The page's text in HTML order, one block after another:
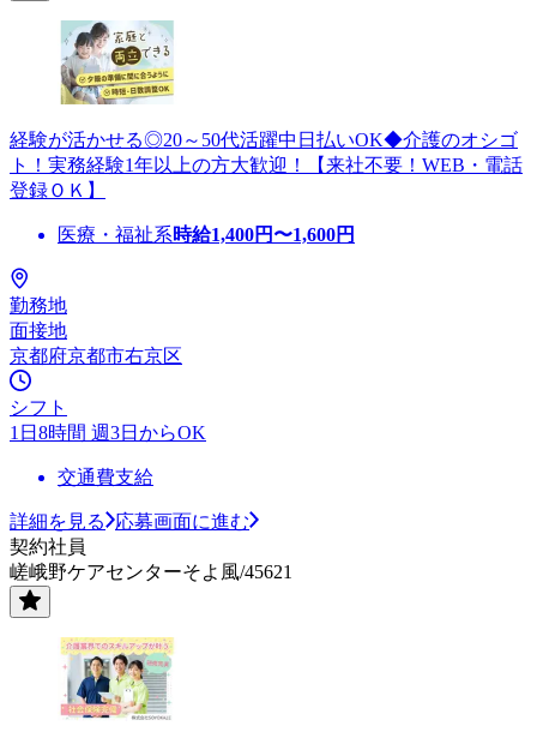
経験が活かせる◎20～50代活躍中日払いOK◆介護のオシゴ
ト！実務経験1年以上の方大歓迎！【来社不要！WEB・電話
登録ＯＫ】
医療・福祉系時給1,400円〜1,600円
勤務地
面接地
京都府京都市右京区
シフト
1日8時間 週3日からOK
交通費支給
詳細を見る
応募画面に進む
契約社員
嵯峨野ケアセンターそよ風/45621